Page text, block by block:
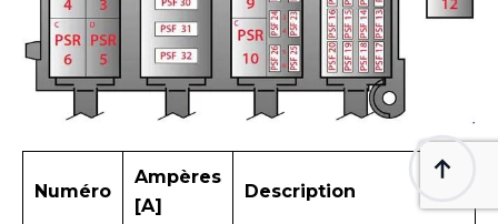
Numéro
Ampères
[A]
Description